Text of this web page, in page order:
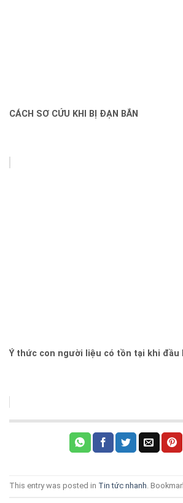
CÁCH SƠ CỨU KHI BỊ ĐẠN BẮN
Ý thức con người liệu có tồn tại khi đầu
This entry was posted in Tin tức nhanh.